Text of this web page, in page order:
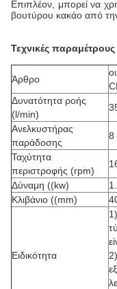
Επιπλέον, μπορεί να
βουτύρου κακάο από
Τεχνικές παραμέτρους
Άρθρο
Δυνατότητα ροής
(l/min)
Ανελκυστήρας
παράδοσης
8
Ταχύτητα
περιστροφής (rpm)
Δύναμη ((kw)
Κλιβάνιο ((mm)
Ειδικότητα
1)